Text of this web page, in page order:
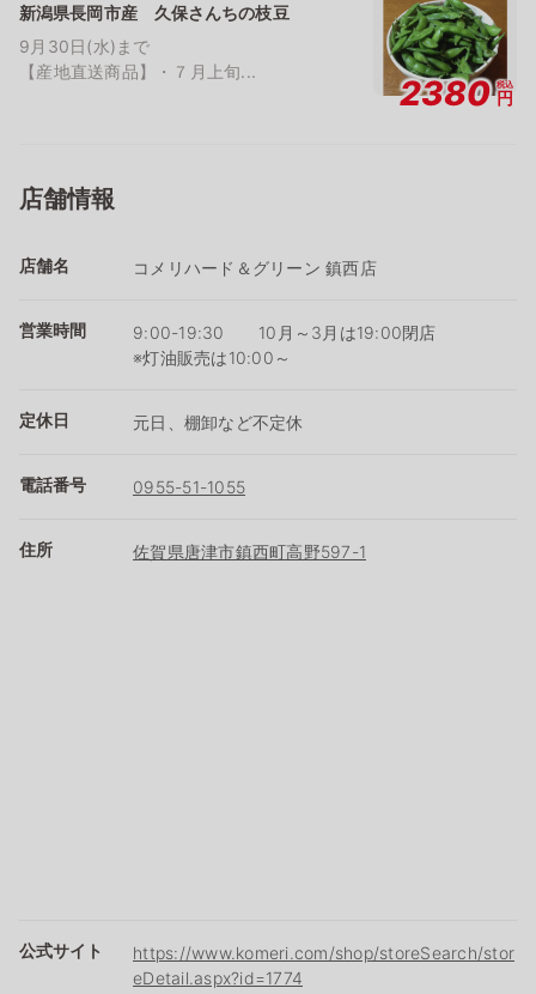
新潟県長岡市産 久保さんちの枝豆
9月30日(水)まで
【産地直送商品】・７月上旬...
2380 税込
円
店舗情報
店舗名 コメリハード＆グリーン 鎮西店
営業時間
9:00-19:30 10月～3月は19:00閉店
※灯油販売は10:00～
定休日 元日、棚卸など不定休
電話番号 0955-51-1055
住所 佐賀県唐津市鎮西町高野597-1
公式サイト
https://www.komeri.com/shop/storeSearch/stor
eDetail.aspx?id=1774